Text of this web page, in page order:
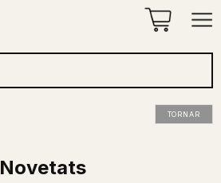
TORNAR
Novetats